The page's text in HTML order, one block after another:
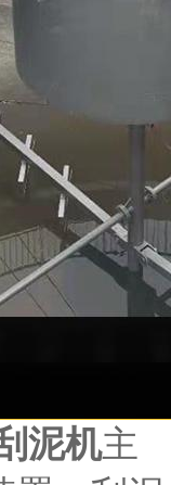
泥机主